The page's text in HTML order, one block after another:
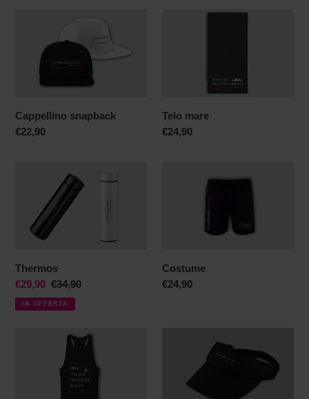
Cappellino snapback
Prezzo
€22,90
Telo mare
Prezzo
€24,90
Thermos
Prezzo
scontato
€29,90 Prezzo
di
listino
€34,90
IN OFFERTA
Costume
Prezzo
€24,90